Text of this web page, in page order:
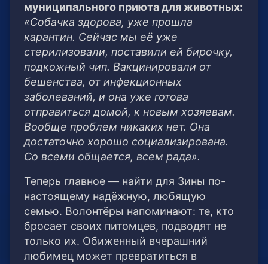
муниципального приюта для животных:
«Собачка здорова, уже прошла
карантин. Сейчас мы её уже
стерилизовали, поставили ей бирочку,
подкожный чип. Вакцинировали от
бешенства, от инфекционных
заболеваний, и она уже готова
отправиться домой, к новым хозяевам.
Вообще проблем никаких нет. Она
достаточно хорошо социализирована.
Со всеми общается, всем рада».
Теперь главное — найти для Зины по-
настоящему надёжную, любящую
семью. Волонтёры напоминают: те, кто
бросает своих питомцев, подводят не
только их. Обиженный вчерашний
любимец может превратиться в